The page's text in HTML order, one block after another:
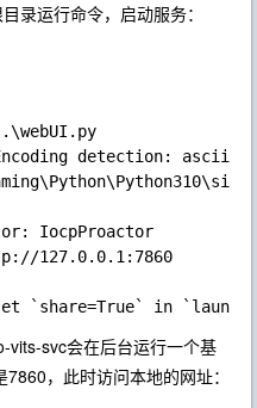
录运行命令，启动服务：
.\webUI.py
detection:
IocpProactor
127.0.0.1:7860
vits-svc会在后台运行一个基
，此时访问本地的网址：